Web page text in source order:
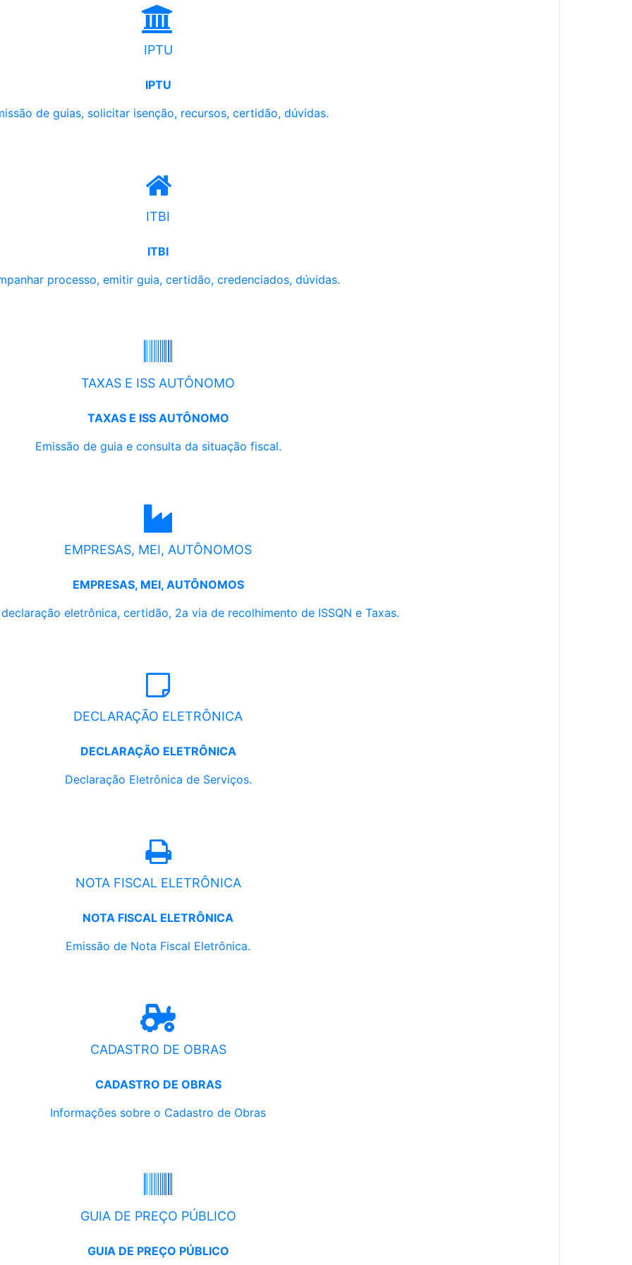
IPTU
IPTU
de guias, solicitar isenção, recursos, certidão, dúvidas.
ITBI
ITBI
processo, emitir guia, certidão, credenciados, dúvidas.
TAXAS E ISS AUTÔNOMO
TAXAS E ISS AUTÔNOMO
Emissão de guia e consulta da situação fiscal.
EMPRESAS, MEI, AUTÔNOMOS
EMPRESAS, MEI, AUTÔNOMOS
eletrônica, certidão, 2a via de recolhimento de ISSQN e Taxas.
DECLARAÇÃO ELETRÔNICA
DECLARAÇÃO ELETRÔNICA
Declaração Eletrônica de Serviços.
NOTA FISCAL ELETRÔNICA
NOTA FISCAL ELETRÔNICA
Emissão de Nota Fiscal Eletrônica.
CADASTRO DE OBRAS
CADASTRO DE OBRAS
Informações sobre o Cadastro de Obras
GUIA DE PREÇO PÚBLICO
GUIA DE PREÇO PÚBLICO